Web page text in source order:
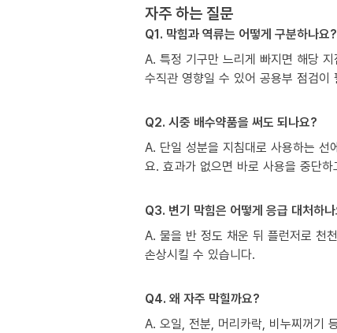
자주 하는 질문
Q1. 막힘과 역류는 어떻게 구분하나요?
A. 특정 기구만 느리게 빠지면 해당
수직관 영향일 수 있어 공용부 점검이
Q2. 시중 배수약품을 써도 되나요?
A. 단일 성분을 지침대로 사용하는 선
요. 효과가 없으면 바로 사용을 중단
Q3. 변기 막힘은 어떻게 응급 대처하
A. 물을 반 정도 채운 뒤 플런저로 천
손상시킬 수 있습니다.
Q4. 왜 자주 막힐까요?
A. 오일, 전분, 머리카락, 비누찌꺼기